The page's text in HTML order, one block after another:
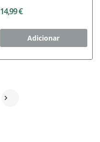
14,99 €
Adicionar
